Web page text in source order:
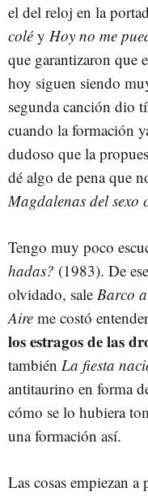
el del reloj en la
coléy Hoy no me
que garantizaron que
hoy siguen siendo
segunda canción dio
cuando la formación
dudoso que la
dé algo de pena que
Magdalenas del sexo
Tengo muy poco
hadas? (1983). De
olvidado, sale Barco
Aire me costó
los estragos de las
también La fiesta
antitaurino en forma
cómo se lo hubiera
una formación así.
Las cosas empiezan a